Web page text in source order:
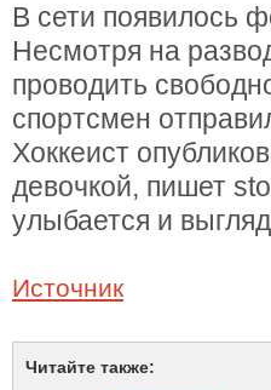
В сети появилось
Несмотря на
проводить
спортсмен
Хоккеист
девочкой, пишет
улыбается и
Источник
Читайте также: